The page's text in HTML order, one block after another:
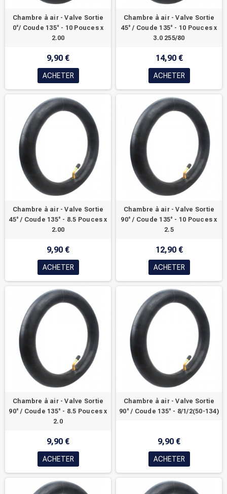
Chambre à air - Valve Sortie
0°/ Coude 135° - 10 Pouces x
2.00
9,90 €
ACHETER
Chambre à air - Valve Sortie
45° / Coude 135° - 10 Pouces x
3.0 255/80
14,90 €
ACHETER
Chambre à air - Valve Sortie
45° / Coude 135° - 8.5 Pouces x
2.00
9,90 €
ACHETER
Chambre à air - Valve Sortie
90° / Coude 135° - 10 Pouces x
2.5
12,90 €
ACHETER
Chambre à air - Valve Sortie
90° / Coude 135° - 8.5 Pouces x
2.0
9,90 €
ACHETER
Chambre à air - Valve Sortie
90° / Coude 135° - 8/1/2(50-134)
9,90 €
ACHETER